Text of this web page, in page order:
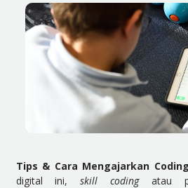
Tips & Cara Mengajarkan
digital ini,skill codingatau